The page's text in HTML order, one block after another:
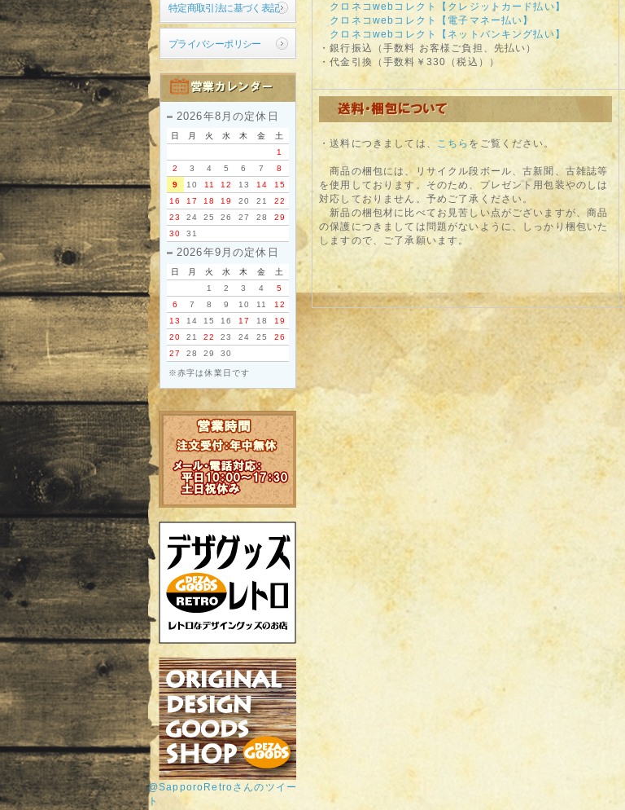
特定商取引法に基づく表記
プライバシーポリシー
2026年8月の定休日
日 月 火 水 木 金
土
1
2
3 4 5 6 7
8
9
10 11 12 13 14
15
16
17 18 19 20 21
22
23
24 25 26 27 28
29
30
31
2026年9月の定休日
日 月 火 水 木 金
土
1
2 3 4
5
6
7 8 9 10 11
12
13
14 15 16 17 18
19
20
21 22 23 24 25
26
27
28 29 30
※赤字は休業日です
@SapporoRetroさんのツイー
ト
クロネコwebコレクト【クレジットカード払い】
クロネコwebコレクト【電子マネー払い】
クロネコwebコレクト【ネットバンキング払い】
・銀行振込（手数料 お客様ご負担、先払い）
・代金引換（手数料￥330（税込））
・送料につきましては、 こちら をご覧ください。
商品の梱包には、リサイクル段ボール、古新聞、古雑誌等
を使用しております。そのため、プレゼント用包装やのしは
対応しておりません。予めご了承ください。
新品の梱包材に比べてお見苦しい点がございますが、商品
の保護につきましては問題がないように、しっかり梱包いた
しますので、ご了承願います。